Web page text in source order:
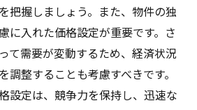
把握しましょう。また、物件の独
に入れた価格設定が重要です。さ
て需要が変動するため、経済状況
調整することも考慮すべきです。
設定は、競争力を保持し、迅速な